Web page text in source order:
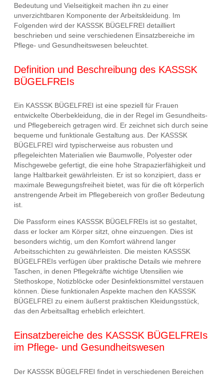
Bedeutung und Vielseitigkeit machen ihn zu einer
unverzichtbaren Komponente der Arbeitskleidung. Im
Folgenden wird der KASSSK BÜGELFREI detailliert
beschrieben und seine verschiedenen Einsatzbereiche im
Pflege- und Gesundheitswesen beleuchtet.
Definition und Beschreibung des KASSSK
BÜGELFREIs
Ein KASSSK BÜGELFREI ist eine speziell für Frauen
entwickelte Oberbekleidung, die in der Regel im Gesundheits-
und Pflegebereich getragen wird. Er zeichnet sich durch seine
bequeme und funktionale Gestaltung aus. Der KASSSK
BÜGELFREI wird typischerweise aus robusten und
pflegeleichten Materialien wie Baumwolle, Polyester oder
Mischgewebe gefertigt, die eine hohe Strapazierfähigkeit und
lange Haltbarkeit gewährleisten. Er ist so konzipiert, dass er
maximale Bewegungsfreiheit bietet, was für die oft körperlich
anstrengende Arbeit im Pflegebereich von großer Bedeutung
ist.
Die Passform eines KASSSK BÜGELFREIs ist so gestaltet,
dass er locker am Körper sitzt, ohne einzuengen. Dies ist
besonders wichtig, um den Komfort während langer
Arbeitsschichten zu gewährleisten. Die meisten KASSSK
BÜGELFREIs verfügen über praktische Details wie mehrere
Taschen, in denen Pflegekräfte wichtige Utensilien wie
Stethoskope, Notizblöcke oder Desinfektionsmittel verstauen
können. Diese funktionalen Aspekte machen den KASSSK
BÜGELFREI zu einem äußerst praktischen Kleidungsstück,
das den Arbeitsalltag erheblich erleichtert.
Einsatzbereiche des KASSSK BÜGELFREIs
im Pflege- und Gesundheitswesen
Der KASSSK BÜGELFREI findet in verschiedenen Bereichen